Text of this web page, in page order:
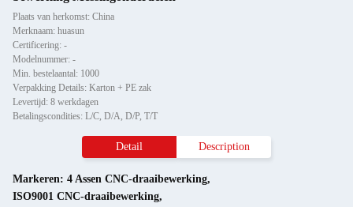
Plaats van herkomst: China
Merknaam: huasun
Certificering: -
Modelnummer: -
Min. bestelaantal: 1000
Verpakking Details: Karton + PE zak
Levertijd: 8 werkdagen
Betalingscondities: L/C, D/A, D/P, T/T
Detail Description
Markeren: 4 Assen CNC-draaibewerking,
ISO9001 CNC-draaibewerking,